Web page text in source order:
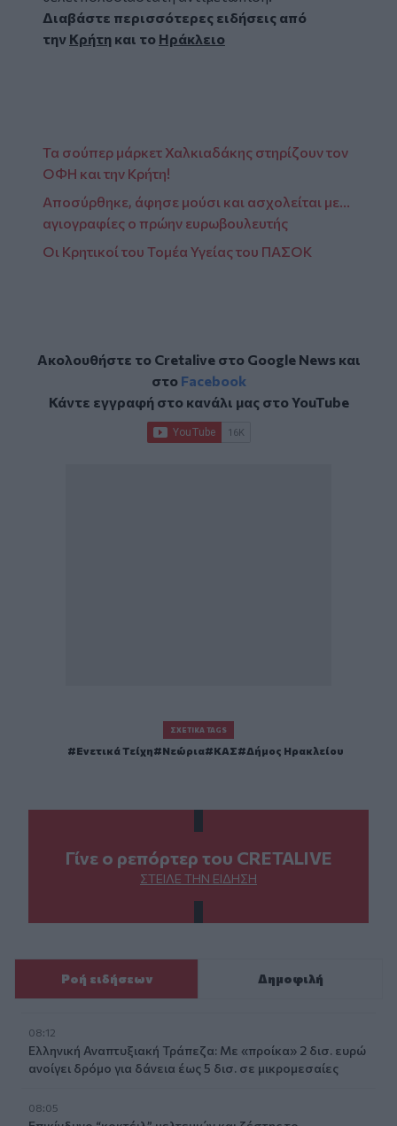
Διαβάστε περισσότερες ειδήσεις από
την Κρήτη και το Ηράκλειο
Τα σούπερ μάρκετ Χαλκιαδάκης στηρίζουν τον
ΟΦΗ και την Κρήτη!
Αποσύρθηκε, άφησε μούσι και ασχολείται με...
αγιογραφίες ο πρώην ευρωβουλευτής
Οι Κρητικοί του Τομέα Υγείας του ΠΑΣΟΚ
Ακολουθήστε το Cretalive στο Google Newsκαι
στο Facebook
Κάντε εγγραφή στο κανάλι μας στοYouTube
ΣΧΕΤΙΚΆ TAGS
Ενετικά Τείχη Νεώρια ΚΑΣ Δήμος Ηρακλείου
Γίνε ο ρεπόρτερ του CRETALIVE
ΣΤΕΊΛΕ ΤΗΝ ΕΊΔΗΣΗ
Ροή ειδήσεων Δημοφιλή
08:12
Ελληνική Αναπτυξιακή Τράπεζα: Με «προίκα» 2 δισ. ευρώ
ανοίγει δρόμο για δάνεια έως 5 δισ. σε μικρομεσαίες
08:05